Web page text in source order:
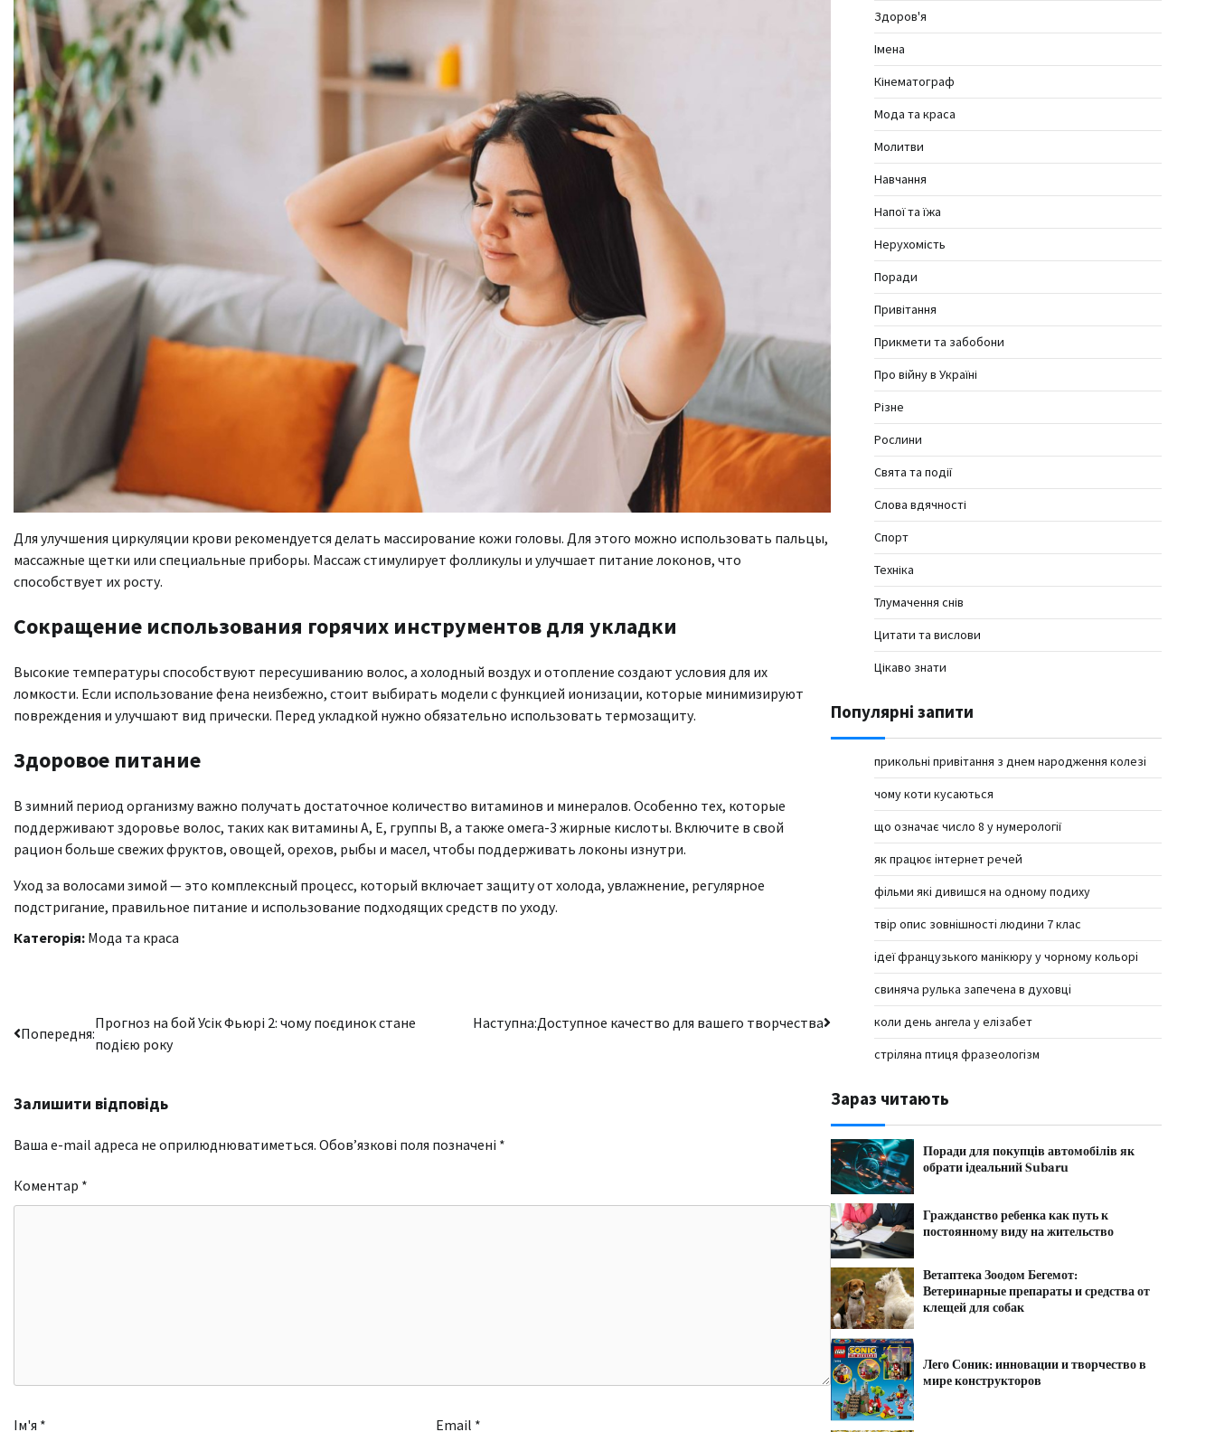
Для улучшения циркуляции крови рекомендуется делать массирование кожи головы. Для этого можно использовать пальцы,
массажные щетки или специальные приборы. Массаж стимулирует фолликулы и улучшает питание локонов, что
способствует их росту.
Сокращение использования горячих инструментов для укладки
Высокие температуры способствуют пересушиванию волос, а холодный воздух и отопление создают условия для их
ломкости. Если использование фена неизбежно, стоит выбирать модели с функцией ионизации, которые минимизируют
повреждения и улучшают вид прически. Перед укладкой нужно обязательно использовать термозащиту.
Здоровое питание
В зимний период организму важно получать достаточное количество витаминов и минералов. Особенно тех, которые
поддерживают здоровье волос, таких как витамины A, E, группы B, а также омега-3 жирные кислоты. Включите в свой
рацион больше свежих фруктов, овощей, орехов, рыбы и масел, чтобы поддерживать локоны изнутри.
Уход за волосами зимой — это комплексный процесс, который включает защиту от холода, увлажнение, регулярное
подстригание, правильное питание и использование подходящих средств по уходу.
Категорія: Мода та краса
Навігація
Попередня:
Прогноз на бой Усік Фьюрі 2: чому поєдинок стане
подією року
Наступна:Доступное качество для вашего творчества
Залишити відповідь
Ваша e-mail адреса не оприлюднюватиметься. Обов’язкові поля позначені *
Коментар *
Ім'я * Email *
Здоров'я
Імена
Кінематограф
Мода та краса
Молитви
Навчання
Напої та їжа
Нерухомість
Поради
Привітання
Прикмети та забобони
Про війну в Україні
Різне
Рослини
Свята та події
Слова вдячності
Спорт
Техніка
Тлумачення снів
Цитати та вислови
Цікаво знати
Популярні запити
прикольні привітання з днем народження колезі
чому коти кусаються
що означає число 8 у нумерології
як працює інтернет речей
фільми які дивишся на одному подиху
твір опис зовнішності людини 7 клас
ідеї французького манікюру у чорному кольорі
свиняча рулька запечена в духовці
коли день ангела у елізабет
стріляна птиця фразеологізм
Зараз читають
Поради для покупців автомобілів як
обрати ідеальний Subaru
Гражданство ребенка как путь к
постоянному виду на жительство
Ветаптека Зоодом Бегемот:
Ветеринарные препараты и средства от
клещей для собак
Лего Соник: инновации и творчество в
мире конструкторов